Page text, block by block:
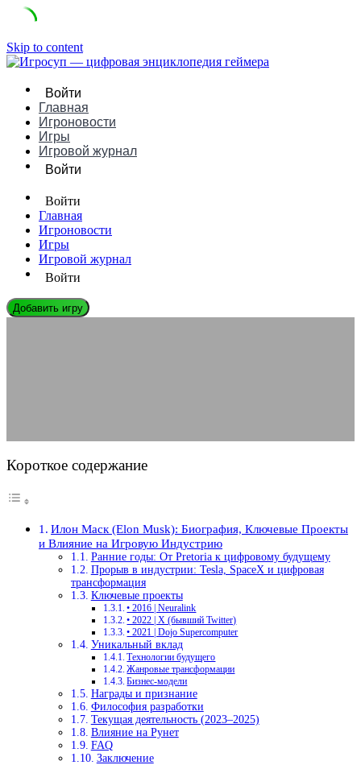
Skip to content
Войти
Главная
Игроновости
Игры
Игровой журнал
Войти
Войти
Главная
Игроновости
Игры
Игровой журнал
Войти
Добавить игру
Короткое содержание
Илон Маск (Elon Musk): Биография, Ключевые Проекты
и Влияние на Игровую Индустрию
Ранние годы: От Pretoria к цифровому будущему
Прорыв в индустрии: Tesla, SpaceX и цифровая
трансформация
Ключевые проекты
• 2016 | Neuralink
• 2022 | X (бывший Twitter)
• 2021 | Dojo Supercomputer
Уникальный вклад
Технологии будущего
Жанровые трансформации
Бизнес-модели
Награды и признание
Философия разработки
Текущая деятельность (2023–2025)
Влияние на Рунет
FAQ
Заключение